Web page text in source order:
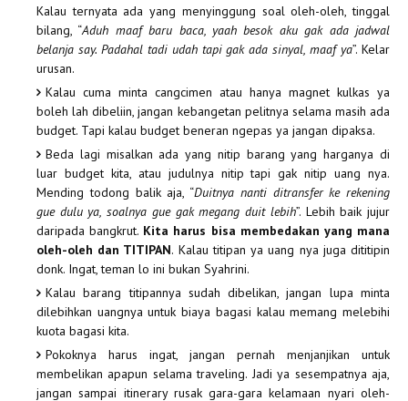
Kalau ternyata ada yang menyinggung soal oleh-oleh, tinggal
bilang, “Aduh maaf baru baca, yaah besok aku gak ada jadwal
belanja say. Padahal tadi udah tapi gak ada sinyal, maaf ya”. Kelar
urusan.
Kalau cuma minta cangcimen atau hanya magnet kulkas ya
boleh lah dibeliin, jangan kebangetan pelitnya selama masih ada
budget. Tapi kalau budget beneran ngepas ya jangan dipaksa.
Beda lagi misalkan ada yang nitip barang yang harganya di
luar budget kita, atau judulnya nitip tapi gak nitip uang nya.
Mending todong balik aja, “Duitnya nanti ditransfer ke rekening
gue dulu ya, soalnya gue gak megang duit lebih”. Lebih baik jujur
daripada bangkrut. Kita harus bisa membedakan yang mana
oleh-oleh dan TITIPAN. Kalau titipan ya uang nya juga dititipin
donk. Ingat, teman lo ini bukan Syahrini.
Kalau barang titipannya sudah dibelikan, jangan lupa minta
dilebihkan uangnya untuk biaya bagasi kalau memang melebihi
kuota bagasi kita.
Pokoknya harus ingat, jangan pernah menjanjikan untuk
membelikan apapun selama traveling. Jadi ya sesempatnya aja,
jangan sampai itinerary rusak gara-gara kelamaan nyari oleh-